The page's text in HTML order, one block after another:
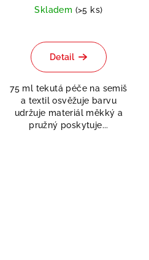
Skladem (>5 ks)
Detail
75 ml tekutá péče na semiš
a textil osvěžuje barvu
udržuje materiál měkký a
pružný poskytuje...